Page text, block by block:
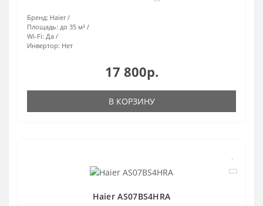
Бренд: Haier
Площадь: до 35 м²
Wi-Fi: Да
Инвертор: Нет
17 800р.
В КОРЗИНУ
Haier AS07BS4HRA